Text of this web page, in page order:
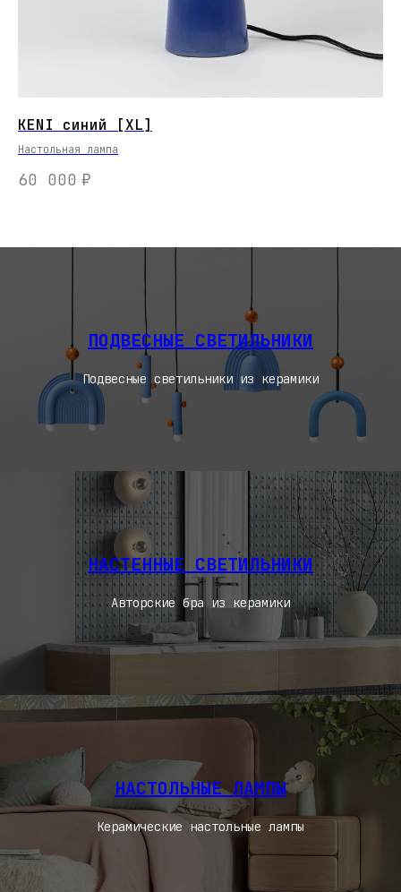
KENI синий [XL]
Настольная лампа
60 000 ₽
ПОДВЕСНЫЕ СВЕТИЛЬНИКИ
Подвесные светильники из керамики
НАСТЕННЫЕ СВЕТИЛЬНИКИ
Авторские бра из керамики
НАСТОЛЬНЫЕ ЛАМПЫ
Керамические настольные лампы